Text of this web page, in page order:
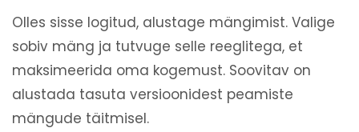
Olles sisse logitud, alustage mängimist. Valige
sobiv mäng ja tutvuge selle reeglitega, et
maksimeerida oma kogemust. Soovitav on
alustada tasuta versioonidest peamiste
mängude täitmisel.